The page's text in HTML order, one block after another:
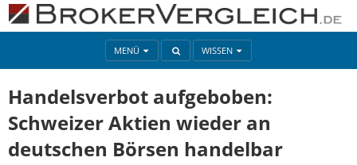
MENÜ WISSEN
Handelsverbot aufgeboben:
Schweizer Aktien wieder an
deutschen Börsen handelbar